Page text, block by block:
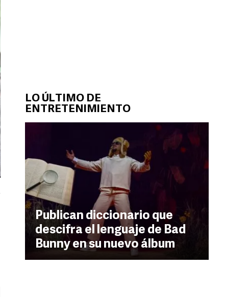
LO ÚLTIMO DE
ENTRETENIMIENTO
Publican diccionario que
descifra el lenguaje de Bad
Bunny en su nuevo álbum